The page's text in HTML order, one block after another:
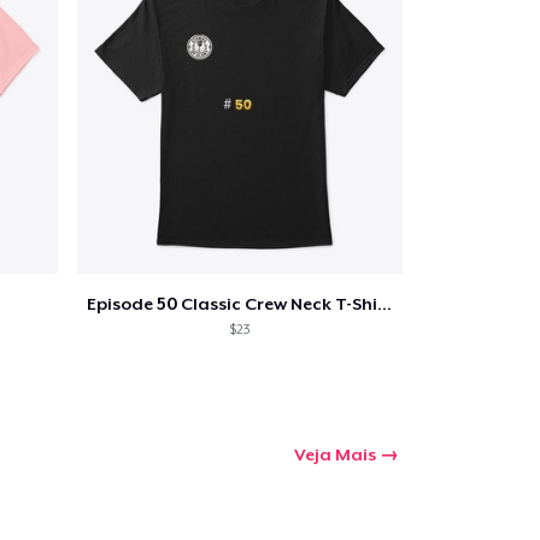
Episode 50 Classic Crew Neck T-Shirt
$23
Veja Mais